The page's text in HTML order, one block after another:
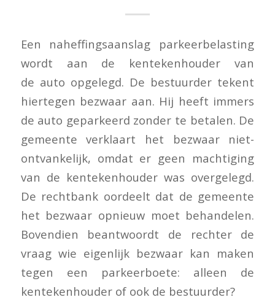
Een naheffingsaanslag parkeerbelasting
wordt aan de kentekenhouder van
de auto opgelegd. De bestuurder tekent
hiertegen bezwaar aan. Hij heeft immers
de auto geparkeerd zonder te betalen. De
gemeente verklaart het bezwaar niet-
ontvankelijk, omdat er geen machtiging
van de kentekenhouder was overgelegd.
De rechtbank oordeelt dat de gemeente
het bezwaar opnieuw moet behandelen.
Bovendien beantwoordt de rechter de
vraag wie eigenlijk bezwaar kan maken
tegen een parkeerboete: alleen de
kentekenhouder of ook de bestuurder?